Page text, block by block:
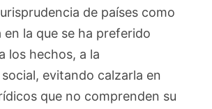
de países como
en la que se ha preferido
los hechos, a la
evitando calzarla en
que no comprenden su